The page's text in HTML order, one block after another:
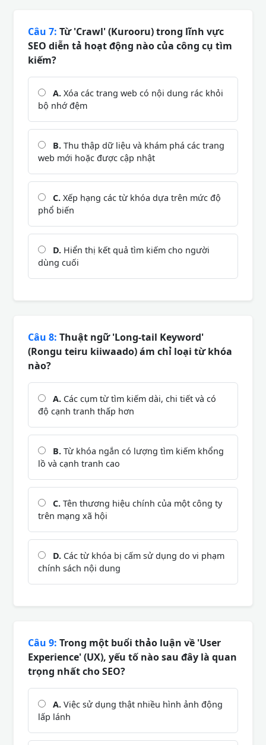
Câu 7: Từ 'Crawl' (Kurooru) trong lĩnh vực
SEO diễn tả hoạt động nào của công cụ tìm
kiếm?
A. Xóa các trang web có nội dung rác khỏi
bộ nhớ đệm
B. Thu thập dữ liệu và khám phá các trang
web mới hoặc được cập nhật
C. Xếp hạng các từ khóa dựa trên mức độ
phổ biến
D. Hiển thị kết quả tìm kiếm cho người
dùng cuối
Câu 8: Thuật ngữ 'Long-tail Keyword'
(Rongu teiru kiiwaado) ám chỉ loại từ khóa
nào?
A. Các cụm từ tìm kiếm dài, chi tiết và có
độ cạnh tranh thấp hơn
B. Từ khóa ngắn có lượng tìm kiếm khổng
lồ và cạnh tranh cao
C. Tên thương hiệu chính của một công ty
trên mạng xã hội
D. Các từ khóa bị cấm sử dụng do vi phạm
chính sách nội dung
Câu 9: Trong một buổi thảo luận về 'User
Experience' (UX), yếu tố nào sau đây là quan
trọng nhất cho SEO?
A. Việc sử dụng thật nhiều hình ảnh động
lấp lánh